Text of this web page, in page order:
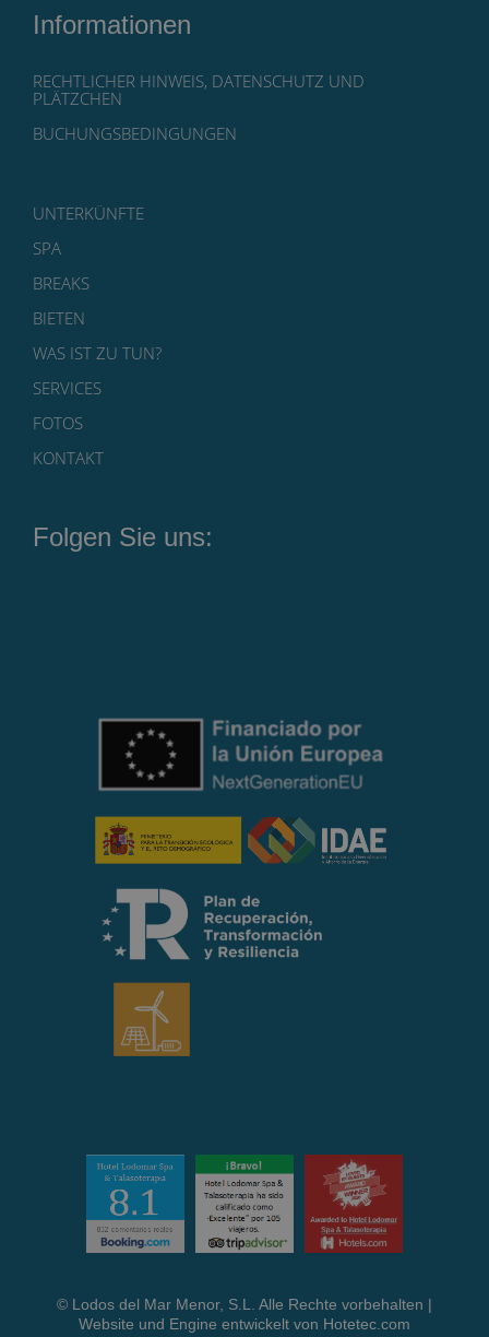
Informationen
RECHTLICHER HINWEIS, DATENSCHUTZ UND
PLÄTZCHEN
BUCHUNGSBEDINGUNGEN
UNTERKÜNFTE
SPA
BREAKS
BIETEN
WAS IST ZU TUN?
SERVICES
FOTOS
KONTAKT
Folgen Sie uns:
© Lodos del Mar Menor, S.L. Alle Rechte vorbehalten |
Website und Engine entwickelt von Hotetec.com